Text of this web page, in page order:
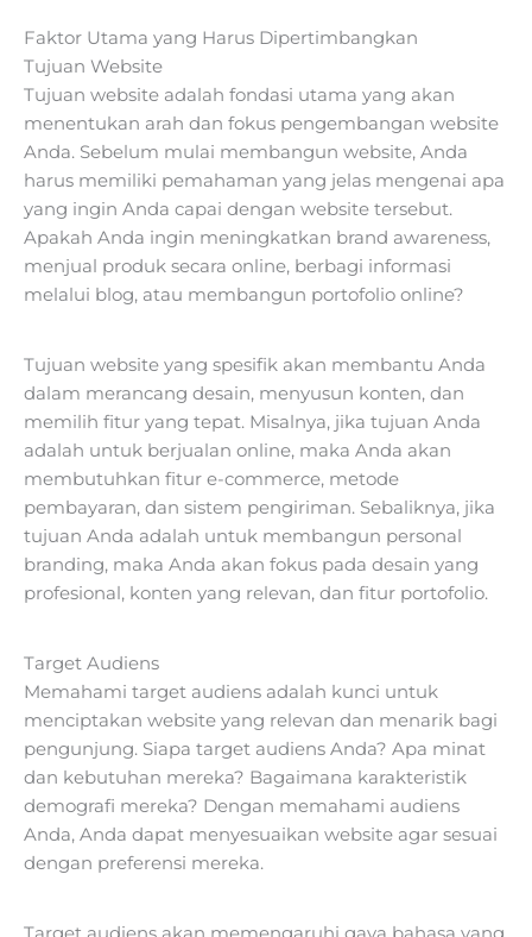
Faktor Utama yang Harus Dipertimbangkan
Tujuan Website
Tujuan website adalah fondasi utama yang akan
menentukan arah dan fokus pengembangan website
Anda. Sebelum mulai membangun website, Anda
harus memiliki pemahaman yang jelas mengenai apa
yang ingin Anda capai dengan website tersebut.
Apakah Anda ingin meningkatkan brand awareness,
menjual produk secara online, berbagi informasi
melalui blog, atau membangun portofolio online?
Tujuan website yang spesifik akan membantu Anda
dalam merancang desain, menyusun konten, dan
memilih fitur yang tepat. Misalnya, jika tujuan Anda
adalah untuk berjualan online, maka Anda akan
membutuhkan fitur e-commerce, metode
pembayaran, dan sistem pengiriman. Sebaliknya, jika
tujuan Anda adalah untuk membangun personal
branding, maka Anda akan fokus pada desain yang
profesional, konten yang relevan, dan fitur portofolio.
Target Audiens
Memahami target audiens adalah kunci untuk
menciptakan website yang relevan dan menarik bagi
pengunjung. Siapa target audiens Anda? Apa minat
dan kebutuhan mereka? Bagaimana karakteristik
demografi mereka? Dengan memahami audiens
Anda, Anda dapat menyesuaikan website agar sesuai
dengan preferensi mereka.
Target audiens akan memengaruhi gaya bahasa yang